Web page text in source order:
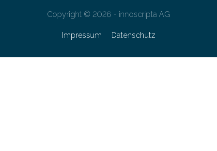
Copyright © 2026 - innoscripta AG
Impressum Datenschutz